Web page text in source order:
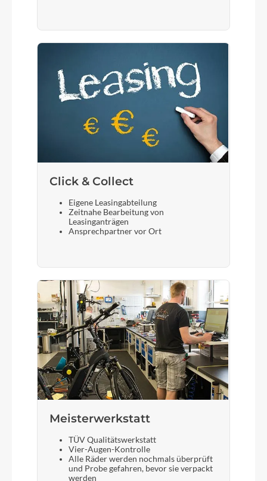
Click & Collect
Eigene Leasingabteilung
Zeitnahe Bearbeitung von
Leasinganträgen
Ansprechpartner vor Ort
Meisterwerkstatt
TÜV Qualitätswerkstatt
Vier-Augen-Kontrolle
Alle Räder werden nochmals überprüft
und Probe gefahren, bevor sie verpackt
werden